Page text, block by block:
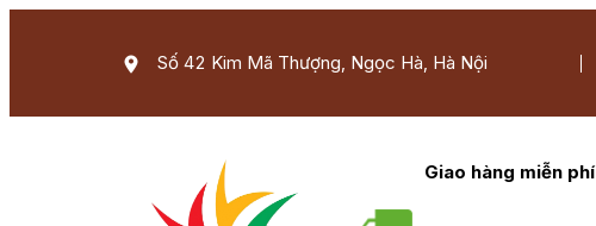
Số 42 Kim Mã Thượng, Ngọc Hà, Hà Nội
Giao hàng miễn phí